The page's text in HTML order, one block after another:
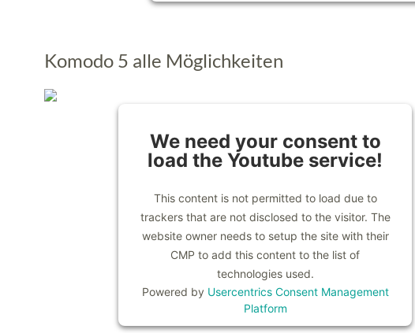
Komodo 5 alle Möglichkeiten
We need your consent to
load the Youtube service!
This content is not permitted to load due to
trackers that are not disclosed to the visitor. The
website owner needs to setup the site with their
CMP to add this content to the list of
technologies used.
Powered by Usercentrics Consent Management
Platform